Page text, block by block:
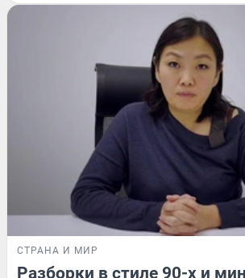
СТРАНА И МИР
Разборки в стиле 90-х и